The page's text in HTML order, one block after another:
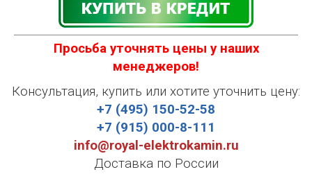
Просьба уточнять цены у наших
менеджеров!
Консультация, купить или хотите уточнить цену:
+7 (495) 150-52-58
+7 (915) 000-8-111
info@royal-elektrokamin.ru
Доставка по России